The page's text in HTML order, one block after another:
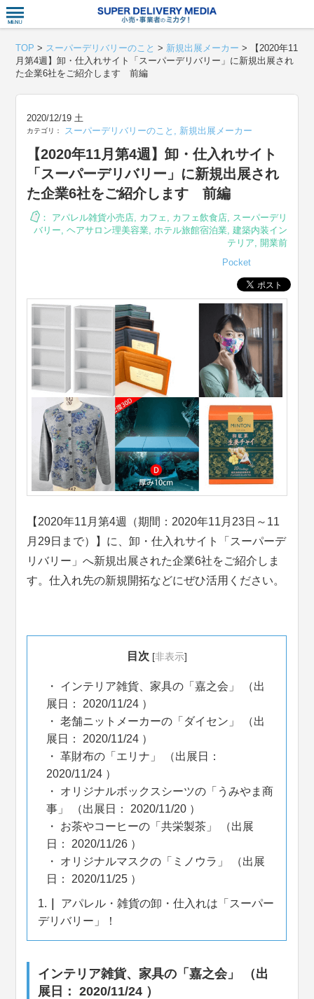
TOP > スーパーデリバリーのこと > 新規出展メーカー >
【2020年11
月第4週】卸・仕入れサイト「スーパーデリバリー」に新規出展され
た企業6社をご紹介します 前編
2020/12/19 土
カテゴリ： スーパーデリバリーのこと , 新規出展メーカー
【2020年11月第4週】卸・仕入れサイト
「スーパーデリバリー」に新規出展され
た企業6社をご紹介します 前編
： アパレル雑貨小売店, カフェ , カフェ飲食店, スーパーデリ
バリー, ヘアサロン理美容業, ホテル旅館宿泊業, 建築内装イン
テリア, 開業前
Pocket
【2020年11月第4週（期間：2020年11月23日～11
月29日まで）】に、卸・仕入れサイト「スーパーデ
リバリー」へ新規出展された企業6社をご紹介しま
す。仕入れ先の新規開拓などにぜひ活用ください。
目次 [非表示]
インテリア雑貨、家具の「嘉之会」 （出
展日： 2020/11/24 ）
老舗ニットメーカーの「ダイセン」 （出
展日： 2020/11/24 ）
革財布の「エリナ」 （出展日：
2020/11/24 ）
オリジナルボックスシーツの「うみやま商
事」 （出展日： 2020/11/20 ）
お茶やコーヒーの「共栄製茶」 （出展
日： 2020/11/26 ）
オリジナルマスクの「ミノウラ」 （出展
日： 2020/11/25 ）
1.
アパレル・雑貨の卸・仕入れは「スーパー
デリバリー」！
インテリア雑貨、家具の「嘉之会」 （出
展日： 2020/11/24 ）